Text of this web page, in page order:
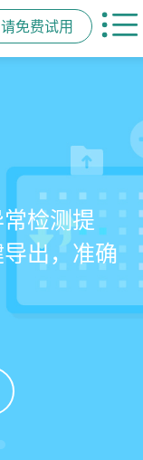
免费试用
理系
检测提
出，准确
师带课量
可查免扯
家长，沟
口碑促续